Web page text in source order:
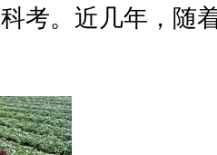
考。近几年，